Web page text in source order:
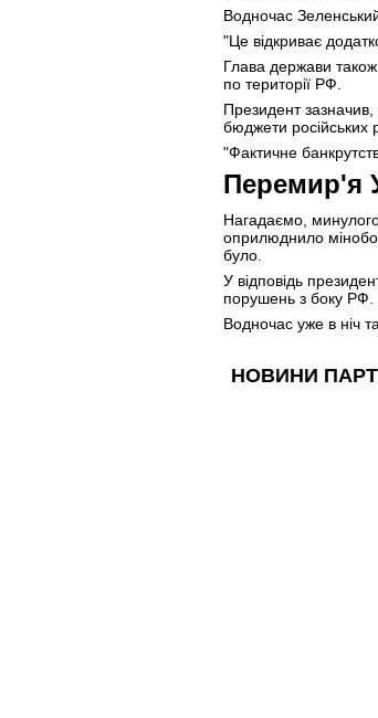
Водночас
"Це відкриває
Глава держави також
по території РФ.
Президент
бюджети російських
"Фактичне
Перемир'я
Нагадаємо,
оприлюднило
було.
У відповідь
порушень з боку РФ.
Водночас уже в ніч та